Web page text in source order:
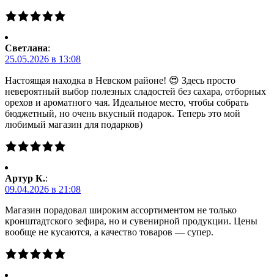
Светлана:
25.05.2026 в 13:08
Настоящая находка в Невском районе! 😍 Здесь просто
невероятный выбор полезных сладостей без сахара, отборных
орехов и ароматного чая. Идеальное место, чтобы собрать
бюджетный, но очень вкусный подарок. Теперь это мой
любимый магазин для подарков)
Артур К.:
09.04.2026 в 21:08
Магазин порадовал широким ассортиментом не только
кронштадтского зефира, но и сувенирной продукции. Цены
вообще не кусаются, а качество товаров — супер.